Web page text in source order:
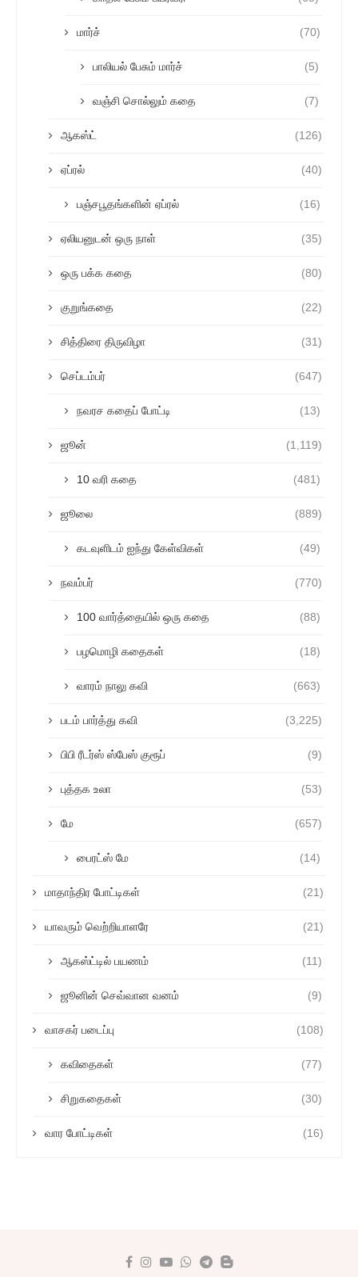
மார்ச் (70)
பாலியல் பேசும் மார்ச் (5)
வஞ்சி சொல்லும் கதை (7)
ஆகஸ்ட் (126)
ஏப்ரல் (40)
பஞ்சபூதங்களின் ஏப்ரல் (16)
ஏலியனுடன் ஒரு நாள் (35)
ஒரு பக்க கதை (80)
குறுங்கதை (22)
சித்திரை திருவிழா (31)
செப்டம்பர் (647)
நவரச கதைப் போட்டி (13)
ஜூன் (1,119)
10 வரி கதை (481)
ஜூலை (889)
கடவுளிடம் ஐந்து கேள்விகள் (49)
நவம்பர் (770)
100 வார்த்தையில் ஒரு கதை (88)
பழமொழி கதைகள் (18)
வாரம் நாலு கவி (663)
படம் பார்த்து கவி (3,225)
பிபி ரீடர்ஸ் ஸ்பேஸ் குரூப் (9)
புத்தக உலா (53)
மே (657)
பைரட்ஸ் மே (14)
மாதாந்திர போட்டிகள் (21)
யாவரும் வெற்றியாளரே (21)
ஆகஸ்ட்டில் பயணம் (11)
ஜூனின் செவ்வான வனம் (9)
வாசகர் படைப்பு (108)
கவிதைகள் (77)
சிறுகதைகள் (30)
வார போட்டிகள் (16)